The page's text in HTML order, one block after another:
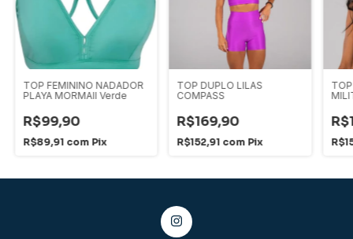
TOP FEMININO NADADOR
PLAYA MORMAII Verde
R$99,90
R$89,91 com Pix
TOP DUPLO LILAS
COMPASS
R$169,90
R$152,91 com Pix